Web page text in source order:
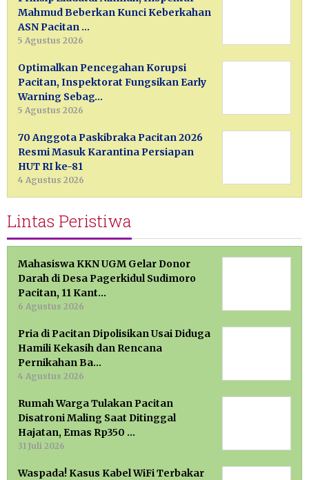
Mahmud Beberkan Kunci Keberkahan
ASN Pacitan …
5 Agustus 2026
Optimalkan Pencegahan Korupsi
Pacitan, Inspektorat Fungsikan Early
Warning Sebag…
5 Agustus 2026
70 Anggota Paskibraka Pacitan 2026
Resmi Masuk Karantina Persiapan
HUT RI ke-81
4 Agustus 2026
Lintas Peristiwa
Mahasiswa KKN UGM Gelar Donor
Darah di Desa Pagerkidul Sudimoro
Pacitan, 11 Kant…
6 Agustus 2026
Pria di Pacitan Dipolisikan Usai Diduga
Hamili Kekasih dan Rencana
Pernikahan Ba…
4 Agustus 2026
Rumah Warga Tulakan Pacitan
Disatroni Maling Saat Ditinggal
Hajatan, Emas Rp350 …
31 Juli 2026
Waspada! Kasus Kabel WiFi Terbakar